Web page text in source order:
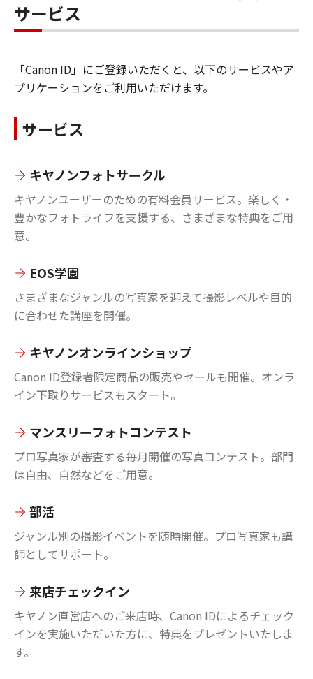
サービス
「Canon ID」にご登録いただくと、以下のサービスやア
プリケーションをご利用いただけます。
サービス
キヤノンフォトサークル
キヤノンユーザーのための有料会員サービス。楽しく・
豊かなフォトライフを支援する、さまざまな特典をご用
意。
EOS学園
さまざまなジャンルの写真家を迎えて撮影レベルや目的
に合わせた講座を開催。
キヤノンオンラインショップ
Canon ID登録者限定商品の販売やセールも開催。オンラ
イン下取りサービスもスタート。
マンスリーフォトコンテスト
プロ写真家が審査する毎月開催の写真コンテスト。部門
は自由、自然などをご用意。
部活
ジャンル別の撮影イベントを随時開催。プロ写真家も講
師としてサポート。
来店チェックイン
キヤノン直営店へのご来店時、Canon IDによるチェック
インを実施いただいた方に、特典をプレゼントいたしま
す。